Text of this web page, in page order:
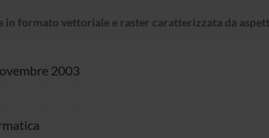
formato vettoriale e raster caratterizzata da
2003